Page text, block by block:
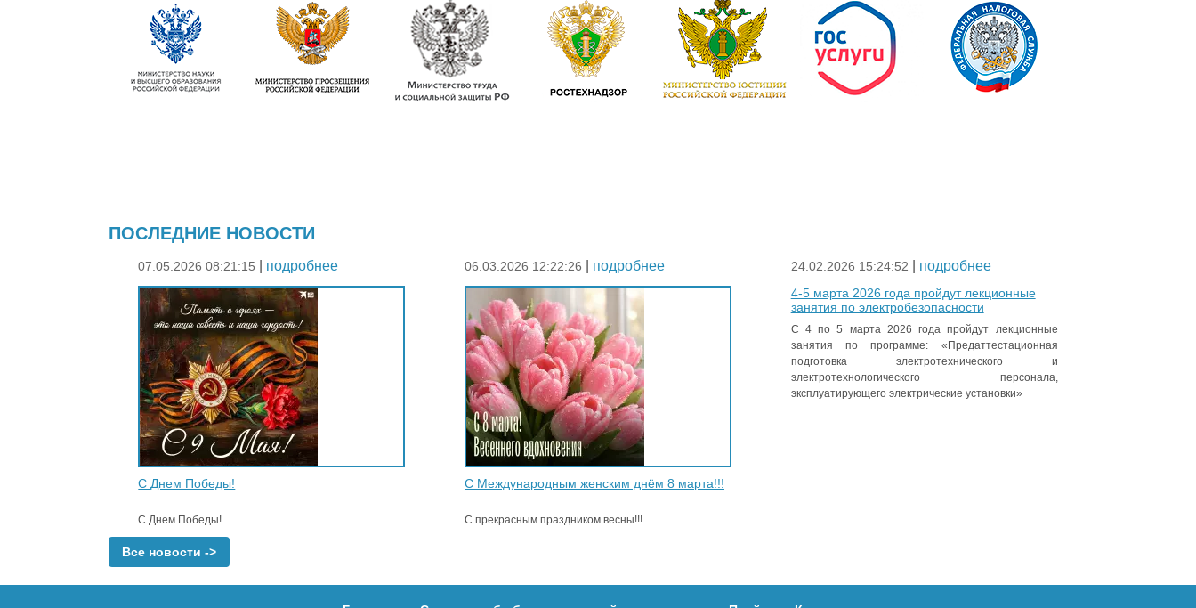
ПОСЛЕДНИЕ НОВОСТИ
07.05.2026 08:21:15 подробнее
С Днем Победы!
С Днем Победы!
06.03.2026 12:22:26 подробнее
С Международным женским днём 8 марта!!!
С прекрасным праздником весны!!!
24.02.2026 15:24:52 подробнее
4-5 марта 2026 года пройдут лекционные
занятия по электробезопасности
С 4 по 5 марта 2026 года пройдут лекционные
занятия по программе: «Предаттестационная
подготовка электротехнического и
электротехнологического персонала,
эксплуатирующего электрические установки»
Все новости ->